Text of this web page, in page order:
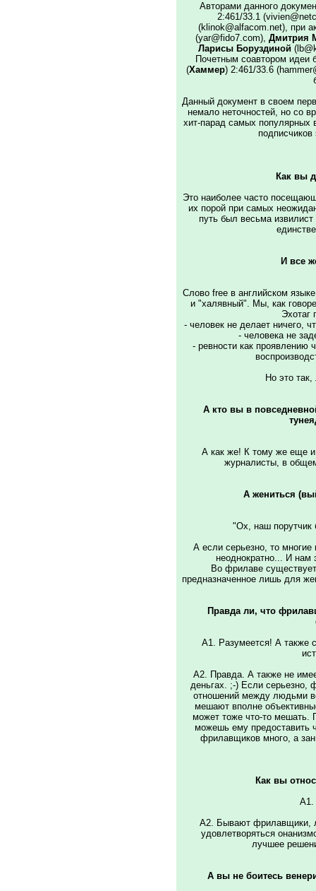
Авторами данного
2:461/33.1
(klinok@alfacom.net), при
(yar@fido7.com), Дмитрия
Ларисы Боруздиной
Почетным соавтором идеи
(Хаммер) 2:461/33.6
Данный документ в своем
немало неточностей, но со
хит-парад самых популярных
Как вы
Это наиболее часто
их порой при самых
путь был весьма
И все
Слово free в английском
и "халявный". Мы, как
Эхотаг
- человек не делает ничего,
- человека не
- ревности как проявлению
Hо это
А кто вы в
А как же! К тому же еще
журналисты, в
А жениться
"Ох, наш порутчик
А если серьезно, то
неоднократно... И нам
Во фрилаве
предназначенное лишь для
Правда ли, что
A1. Разумеется! А также
A2. Правда. А также не
деньгах. ;-) Если серьезно,
отношений между людьми
мешают вполне
может тоже что-то мешать.
можешь ему предоставить
фрилавщиков много, а
Как вы
A1.
A2. Бывают фрилавщики,
удовлетворяться
лучшее
А вы не боитесь